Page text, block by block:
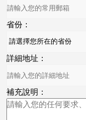
省份：
詳細地址：
補充說明：